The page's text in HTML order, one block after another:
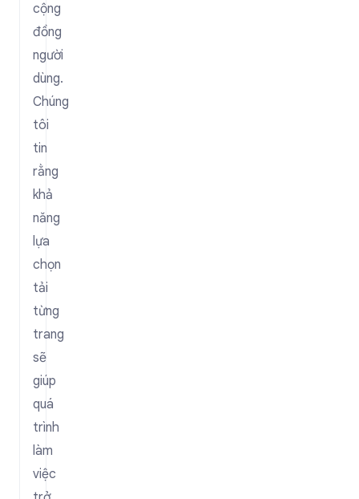
cộng
đồng
người
dùng.
Chúng
tôi
tin
rằng
khả
năng
lựa
chọn
tải
từng
trang
sẽ
giúp
quá
trình
làm
việc